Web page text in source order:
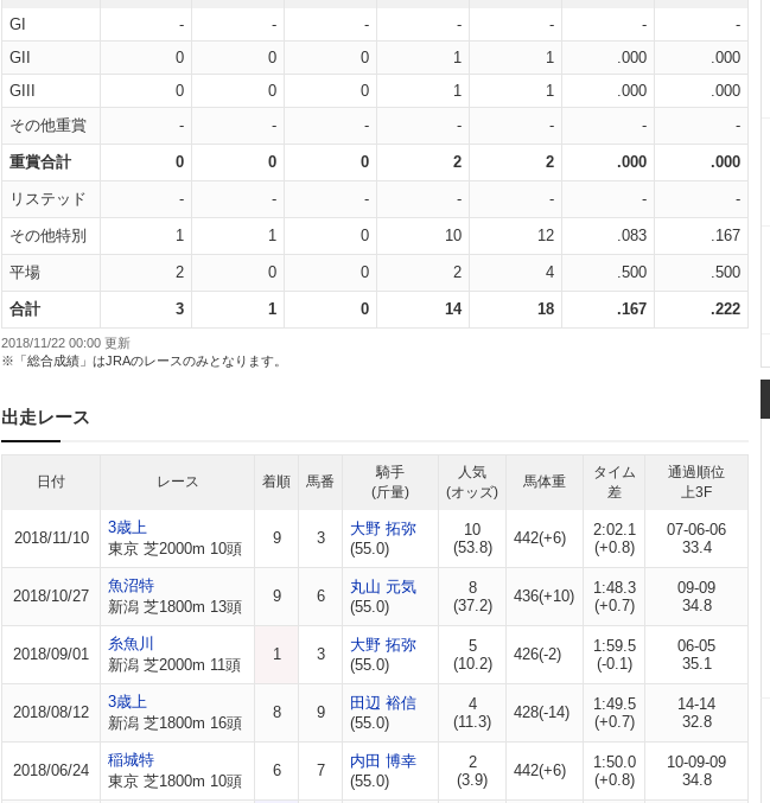
GI - - - - - -
-
GII
0 0 0 1 1 .000
.000
GIII
0 0 0 1 1 .000
.000
その他重賞
- - - - - - -
重賞合計 0 0 0 2 2 .000 .000
リステッド - - - - - - -
その他特別 1 1 0 10 12 .083 .167
平場 2 0 0 2 4 .500 .500
合計 3 1 0 14 18 .167 .222
2018/11/22 00:00 更新
※「総合成績」はJRAのレースのみとなります。
出走レース
日付 レース 着順 馬番
騎手
(斤量)
人気
(オッズ)
馬体重
タイム
差
通過順位
上3F
2018/11/10
3歳上
東京 芝2000m 10頭
9 3
大野 拓弥
(55.0)
10
(53.8)
442(+6)
2:02.1
(+0.8)
07-06-06
33.4
2018/10/27
魚沼特
新潟 芝1800m 13頭
9 6
丸山 元気
(55.0)
8
(37.2)
436(+10)
1:48.3
(+0.7)
09-09
34.8
2018/09/01
糸魚川
新潟 芝2000m 11頭
1 3
大野 拓弥
(55.0)
5
(10.2)
426(-2)
1:59.5
(-0.1)
06-05
35.1
2018/08/12
3歳上
新潟 芝1800m 16頭
8 9
田辺 裕信
(55.0)
4
(11.3)
428(-14)
1:49.5
(+0.7)
14-14
32.8
2018/06/24
稲城特
東京 芝1800m 10頭
6 7
内田 博幸
(55.0)
2
(3.9)
442(+6)
1:50.0
(+0.8)
10-09-09
34.8